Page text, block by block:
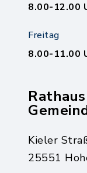
8.00-12.00
Freitag
8.00-11.00
Kieler
25551